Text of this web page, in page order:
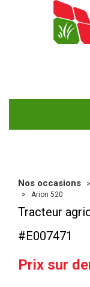
Nos occasions
Arion 520
Tracteur
#E007471
Prix sur